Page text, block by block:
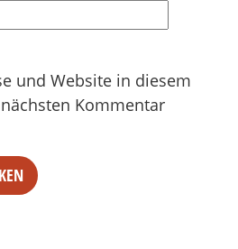
und Website in diesem
Kommentar